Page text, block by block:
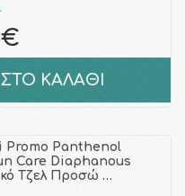
ΣΤΟ ΚΑΛΑΘΙ
Promo Panthenol
Care Diaphanous
Τζελ Προσώ …